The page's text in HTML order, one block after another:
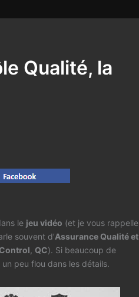
Qualité, la
le jeu vidéo (et je vous rappelle
souvent d’Assurance Qualité et
, QC). Si beaucoup de
peu flou dans les détails.